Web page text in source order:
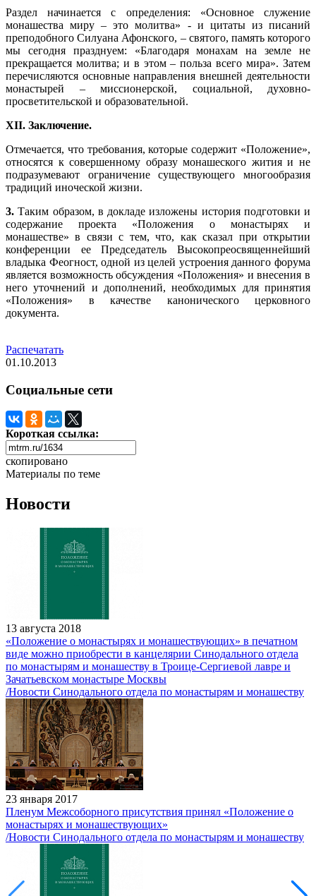
Раздел начинается с определения: «Основное служение
монашества миру – это молитва» - и цитаты из писаний
преподобного Силуана Афонского, – святого, память которого
мы сегодня празднуем: «Благодаря монахам на земле не
прекращается молитва; и в этом – польза всего мира». Затем
перечисляются основные направления внешней деятельности
монастырей – миссионерской, социальной, духовно-
просветительской и образовательной.
XII. Заключение.
Отмечается, что требования, которые содержит «Положение»,
относятся к совершенному образу монашеского жития и не
подразумевают ограничение существующего многообразия
традиций иноческой жизни.
3. Таким образом, в докладе изложены история подготовки и
содержание проекта «Положения о монастырях и
монашестве» в связи с тем, что, как сказал при открытии
конференции ее Председатель Высокопреосвященнейший
владыка Феогност, одной из целей устроения данного форума
является возможность обсуждения «Положения» и внесения в
него уточнений и дополнений, необходимых для принятия
«Положения» в качестве канонического церковного
документа.
Распечатать
01.10.2013
Социальные сети
Короткая ссылка:
скопировано
Материалы по теме
Новости
13 августа 2018
«Положение о монастырях и монашествующих» в печатном
виде можно приобрести в канцелярии Синодального отдела
по монастырям и монашеству в Троице-Сергиевой лавре и
Зачатьевском монастыре Москвы
/Новости Синодального отдела по монастырям и монашеству
23 января 2017
Пленум Межсоборного присутствия принял «Положение о
монастырях и монашествующих»
/Новости Синодального отдела по монастырям и монашеству